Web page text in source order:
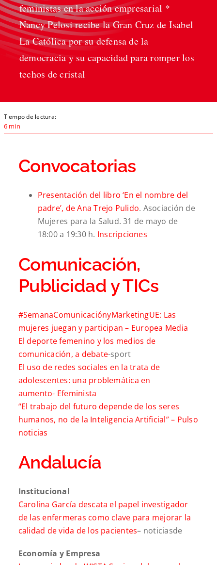
feministas en la acción empresarial *
Nancy Pelosi recibe la Gran Cruz de Isabel
La Católica por su defensa de la
democracia y su capacidad para romper los
techos de cristal
Tiempo de lectura:
6 min
Convocatorias
Presentación del libro ‘En el nombre del
padre’, de Ana Trejo Pulido. Asociación de
Mujeres para la Salud. 31 de mayo de
18:00 a 19:30 h. Inscripciones
Comunicación,
Publicidad y TICs
#SemanaComunicaciónyMarketingUE: Las
mujeres juegan y participan – Europea Media
El deporte femenino y los medios de
comunicación, a debate-sport
El uso de redes sociales en la trata de
adolescentes: una problemática en
aumento- Efeminista
“El trabajo del futuro depende de los seres
humanos, no de la Inteligencia Artificial” – Pulso
noticias
Andalucía
Institucional
Carolina García descata el papel investigador
de las enfermeras como clave para mejorar la
calidad de vida de los pacientes– noticiasde
Economía y Empresa